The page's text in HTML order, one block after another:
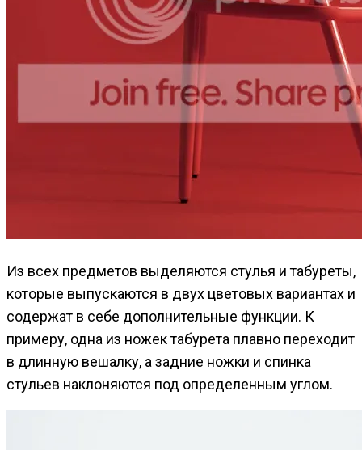
Из всех предметов выделяются стулья и табуреты,
которые выпускаются в двух цветовых вариантах и
содержат в себе дополнительные функции. К
примеру, одна из ножек табурета плавно переходит
в длинную вешалку, а задние ножки и спинка
стульев наклоняются под определенным углом.